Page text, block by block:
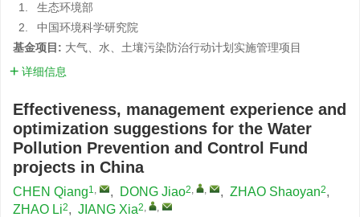
1.
生态环境部
2.
中国环境科学研究院
基金项目: 大气、水、土壤污染防治行动计划实施管理项目
详细信息
Effectiveness, management experience and
optimization suggestions for the Water
Pollution Prevention and Control Fund
projects in China
CHEN Qiang1, , DONG Jiao2, , , ZHAO Shaoyan2,
ZHAO Li2, JIANG Xia2, ,